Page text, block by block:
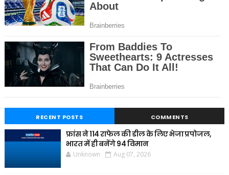
RECENT POSTS COMMENTS
फ्रांस ने 114 राफेल की डील के लिए भेजा प्रपोजल,
भारत में ही बनेंगे 94 विमान
Unknown Aug 07, 2026